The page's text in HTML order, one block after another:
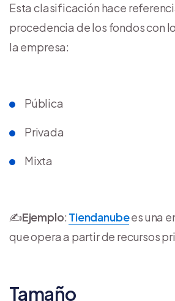
Esta clasificación hace
procedencia de los fondos con
la empresa:
Pública
Privada
Mixta
✍️Ejemplo: Tiendanubees una
que opera a partir de recursos
Tamaño